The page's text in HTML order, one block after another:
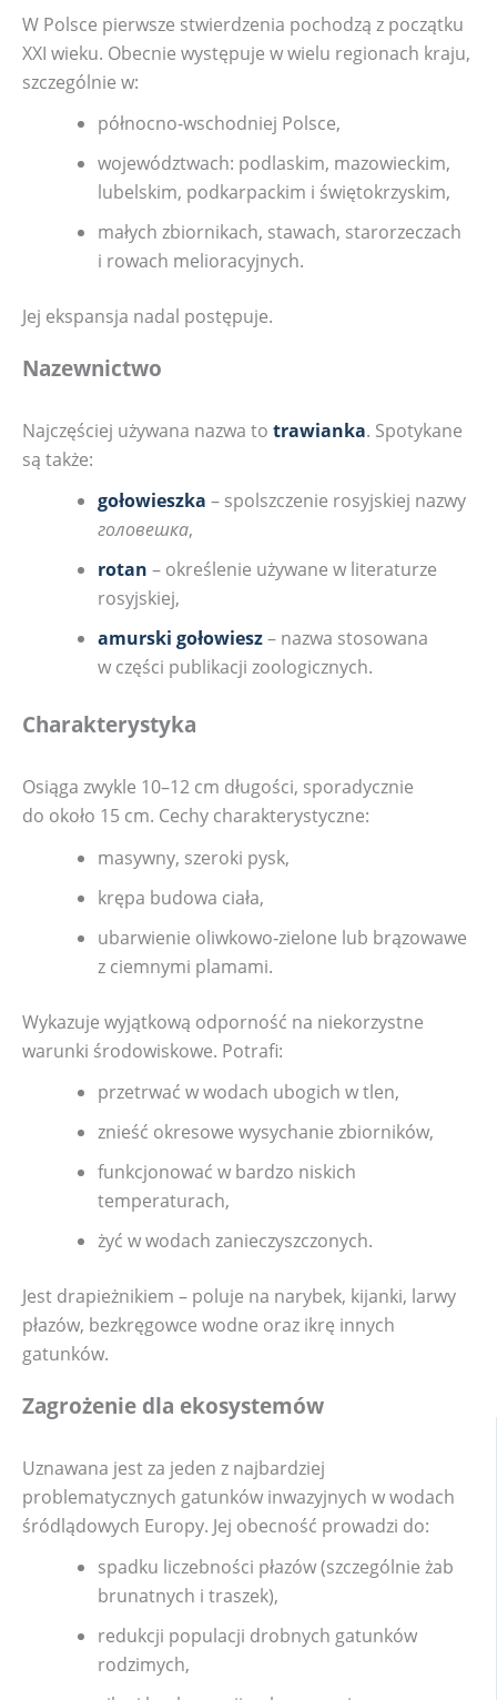
W Polsce pierwsze stwierdzenia pochodzą z początku
XXI wieku. Obecnie występuje w wielu regionach kraju,
szczególnie w:
północno‑wschodniej Polsce,
województwach: podlaskim, mazowieckim,
lubelskim, podkarpackim i świętokrzyskim,
małych zbiornikach, stawach, starorzeczach
i rowach melioracyjnych.
Jej ekspansja nadal postępuje.
Nazewnictwo
Najczęściej używana nazwa to trawianka. Spotykane
są także:
gołowieszka – spolszczenie rosyjskiej nazwy
головешка,
rotan – określenie używane w literaturze
rosyjskiej,
amurski gołowiesz– nazwa stosowana
w części publikacji zoologicznych.
Charakterystyka
Osiąga zwykle 10–12 cm długości, sporadycznie
do około 15 cm. Cechy charakterystyczne:
masywny, szeroki pysk,
krępa budowa ciała,
ubarwienie oliwkowo‑zielone lub brązowawe
z ciemnymi plamami.
Wykazuje wyjątkową odporność na niekorzystne
warunki środowiskowe. Potrafi:
przetrwać w wodach ubogich w tlen,
znieść okresowe wysychanie zbiorników,
funkcjonować w bardzo niskich
temperaturach,
żyć w wodach zanieczyszczonych.
Jest drapieżnikiem – poluje na narybek, kijanki, larwy
płazów, bezkręgowce wodne oraz ikrę innych
gatunków.
Zagrożenie dla ekosystemów
Uznawana jest za jeden z najbardziej
problematycznych gatunków inwazyjnych w wodach
śródlądowych Europy. Jej obecność prowadzi do:
spadku liczebności płazów (szczególnie żab
brunatnych i traszek),
redukcji populacji drobnych gatunków
rodzimych,